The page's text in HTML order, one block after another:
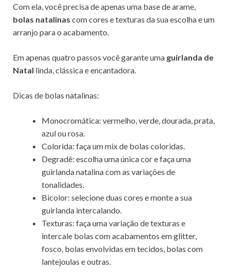
Com ela, você precisa de apenas uma base de arame,
bolas natalinas com cores e texturas da sua escolha e um
arranjo para o acabamento.
Em apenas quatro passos você garante uma guirlanda de
Natal linda, clássica e encantadora.
Dicas de bolas natalinas:
Monocromática: vermelho, verde, dourada, prata,
azul ou rosa.
Colorida: faça um mix de bolas coloridas.
Degradê: escolha uma única cor e faça uma
guirlanda natalina com as variações de
tonalidades.
Bicolor: selecione duas cores e monte a sua
guirlanda intercalando.
Texturas: faça uma variação de texturas e
intercale bolas com acabamentos em glitter,
fosco, bolas envolvidas em tecidos, bolas com
lantejoulas e outras.